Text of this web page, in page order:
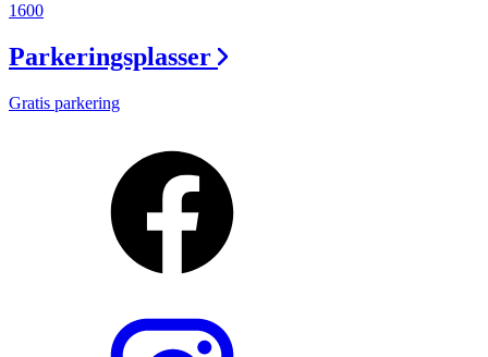
1600
Parkeringsplasser
Gratis parkering